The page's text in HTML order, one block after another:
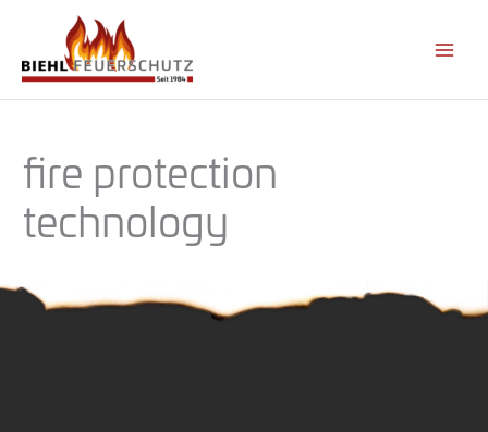
content
fire protection
technology